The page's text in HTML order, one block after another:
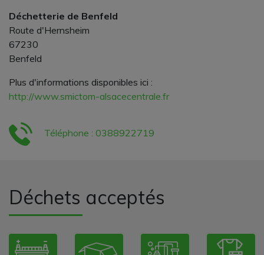
Déchetterie de Benfeld
Route d'Hernsheim
67230
Benfeld
Plus d'informations disponibles ici :
http://www.smictom-alsacecentrale.fr
Téléphone : 0388922719
Déchets acceptés